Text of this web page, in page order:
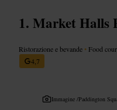
Market Halls
Ristorazione e bevande • Food
4,7
Immagine /Paddington